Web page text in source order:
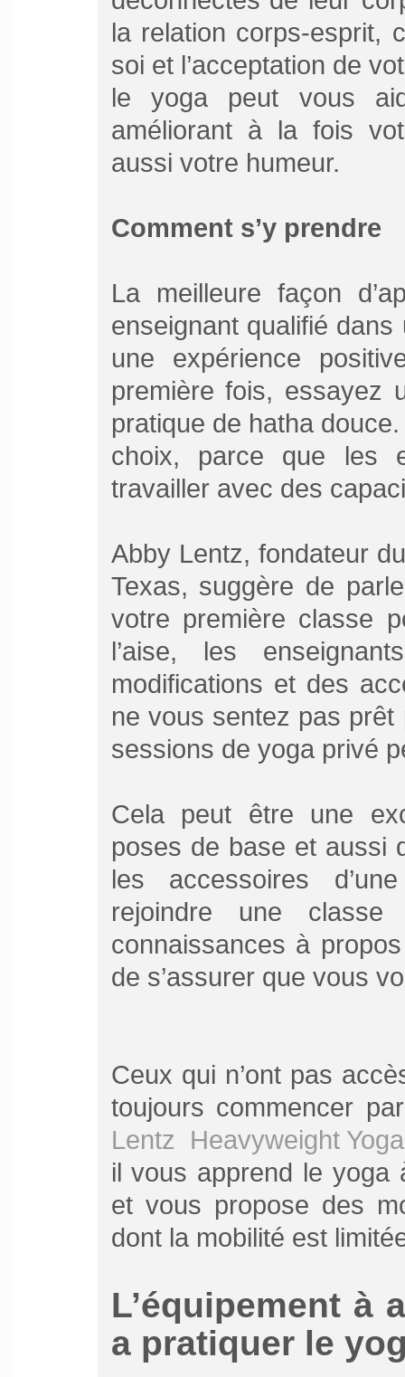
la relation corps-esprit,
soi et l’acceptation de
le yoga peut vous
améliorant à la fois
aussi votre humeur.
Comment s’y prendre
La meilleure façon
enseignant qualifié dans
une expérience
première fois, essayez
pratique de hatha
choix, parce que les
travailler avec des
Abby Lentz, fondateur
Texas, suggère de
votre première classe
l’aise, les
modifications et des
ne vous sentez pas
sessions de yoga privé
Cela peut être une
poses de base et aussi
les accessoires
rejoindre une classe
connaissances à
de s’assurer que vous
Ceux qui n’ont pas
toujours commencer
Lentz Heavyweight
il vous apprend le yoga
et vous propose des
dont la mobilité est
L’équipement à
a pratiquer le